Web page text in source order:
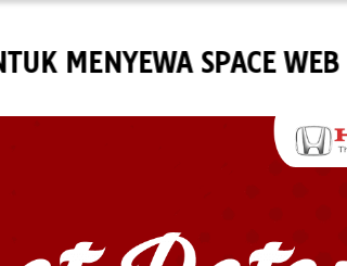
SPACE WEB